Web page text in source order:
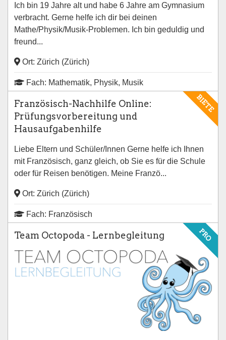
Ich bin 19 Jahre alt und habe 6 Jahre am Gymnasium
verbracht. Gerne helfe ich dir bei deinen
Mathe/Physik/Musik-Problemen. Ich bin geduldig und
freund...
Ort: Zürich (Zürich)
Fach: Mathematik, Physik, Musik
BIETE
Französisch-Nachhilfe Online:
Prüfungsvorbereitung und
Hausaufgabenhilfe
Liebe Eltern und Schüler/Innen Gerne helfe ich Ihnen
mit Französisch, ganz gleich, ob Sie es für die Schule
oder für Reisen benötigen. Meine Franzö...
Ort: Zürich (Zürich)
Fach: Französisch
PRO
Team Octopoda - Lernbegleitung